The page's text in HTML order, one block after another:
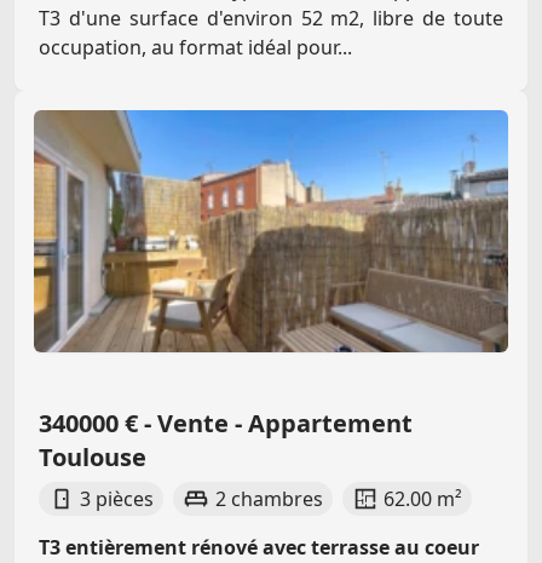
T3 d'une surface d'environ 52 m2, libre de toute
occupation, au format idéal pour...
340000 € - Vente - Appartement
Toulouse
3 pièces 2 chambres
62.00 m²
T3 entièrement rénové avec terrasse au coeur